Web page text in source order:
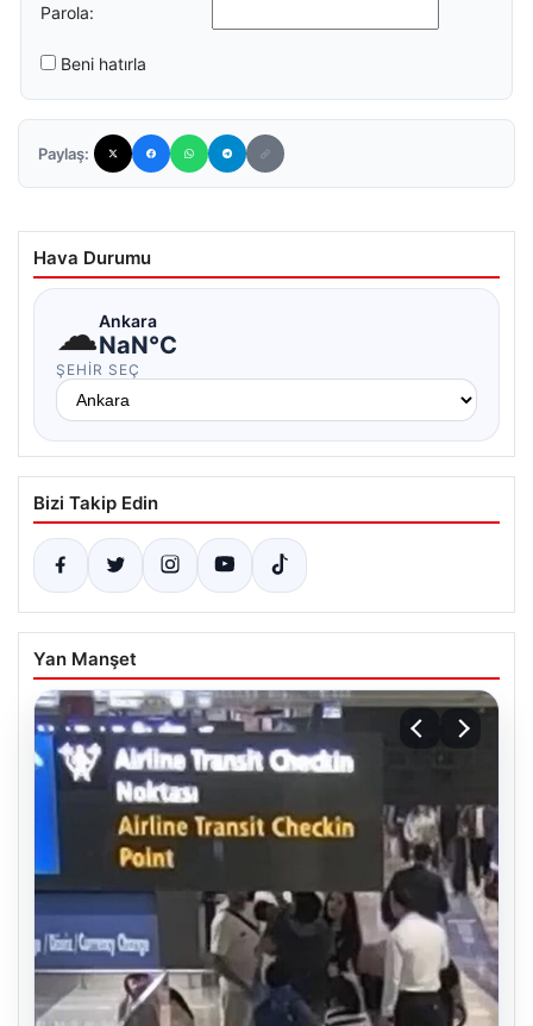
Parola:
Beni hatırla
Paylaş:
Hava Durumu
☁Ankara
NaN°C
ŞEHIR SEÇ
Bizi Takip Edin
Yan Manşet